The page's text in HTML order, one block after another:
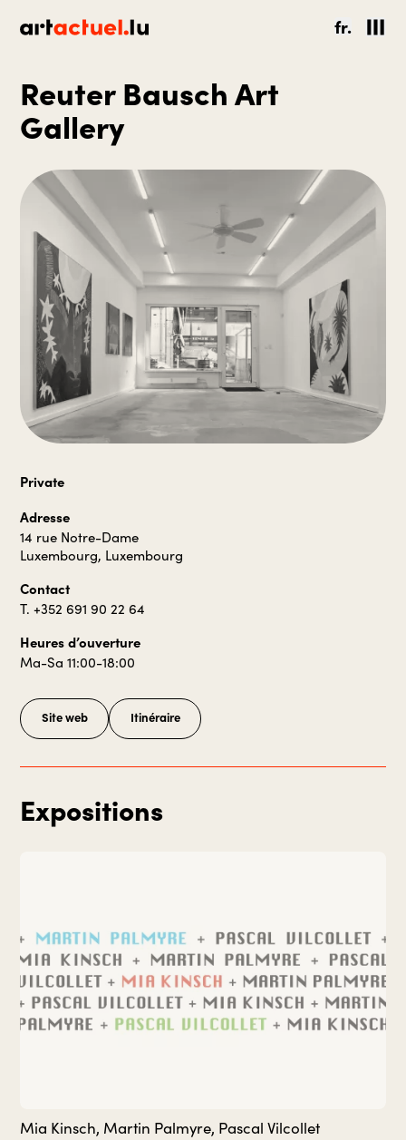
fr.
Reuter Bausch Art
Gallery
Private
Adresse
14 rue Notre-Dame
Luxembourg, Luxembourg
Contact
T. +352 691 90 22 64
Heures d’ouverture
Ma-Sa 11:00-18:00
Site web Itinéraire
Expositions
Mia Kinsch, Martin Palmyre, Pascal Vilcollet